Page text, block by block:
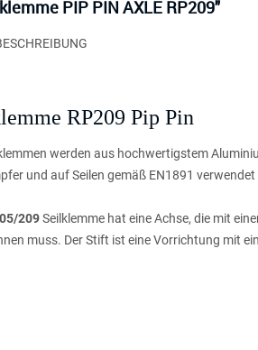
PIP PIN AXLE RP209"
RP209 Pip Pin
werden aus hochwertigstem
und auf Seilen gemäß EN1891 verwendet
209Seilklemme hat eine Achse, die mit
muss. Der Stift ist eine Vorrichtung mit